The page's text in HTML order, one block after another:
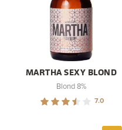
MARTHA SEXY BLOND
Blond 8%
7.0